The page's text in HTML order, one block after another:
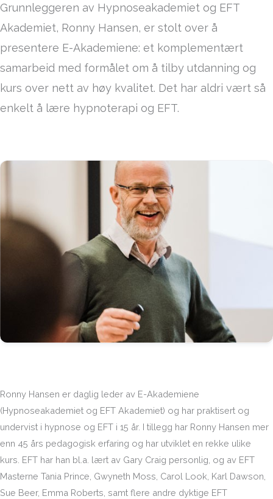
Grunnleggeren av Hypnoseakademiet og EFT
Akademiet, Ronny Hansen, er stolt over å
presentere E-Akademiene: et komplementært
samarbeid med formålet om å tilby utdanning og
kurs over nett av høy kvalitet. Det har aldri vært så
enkelt å lære hypnoterapi og EFT.
Ronny Hansen er daglig leder av E-Akademiene
(Hypnoseakademiet og EFT Akademiet) og har praktisert og
undervist i hypnose og EFT i 15 år. I tillegg har Ronny Hansen mer
enn 45 års pedagogisk erfaring og har utviklet en rekke ulike
kurs. EFT har han bl.a. lært av Gary Craig personlig, og av EFT
Masterne Tania Prince, Gwyneth Moss, Carol Look, Karl Dawson,
Sue Beer, Emma Roberts, samt flere andre dyktige EFT